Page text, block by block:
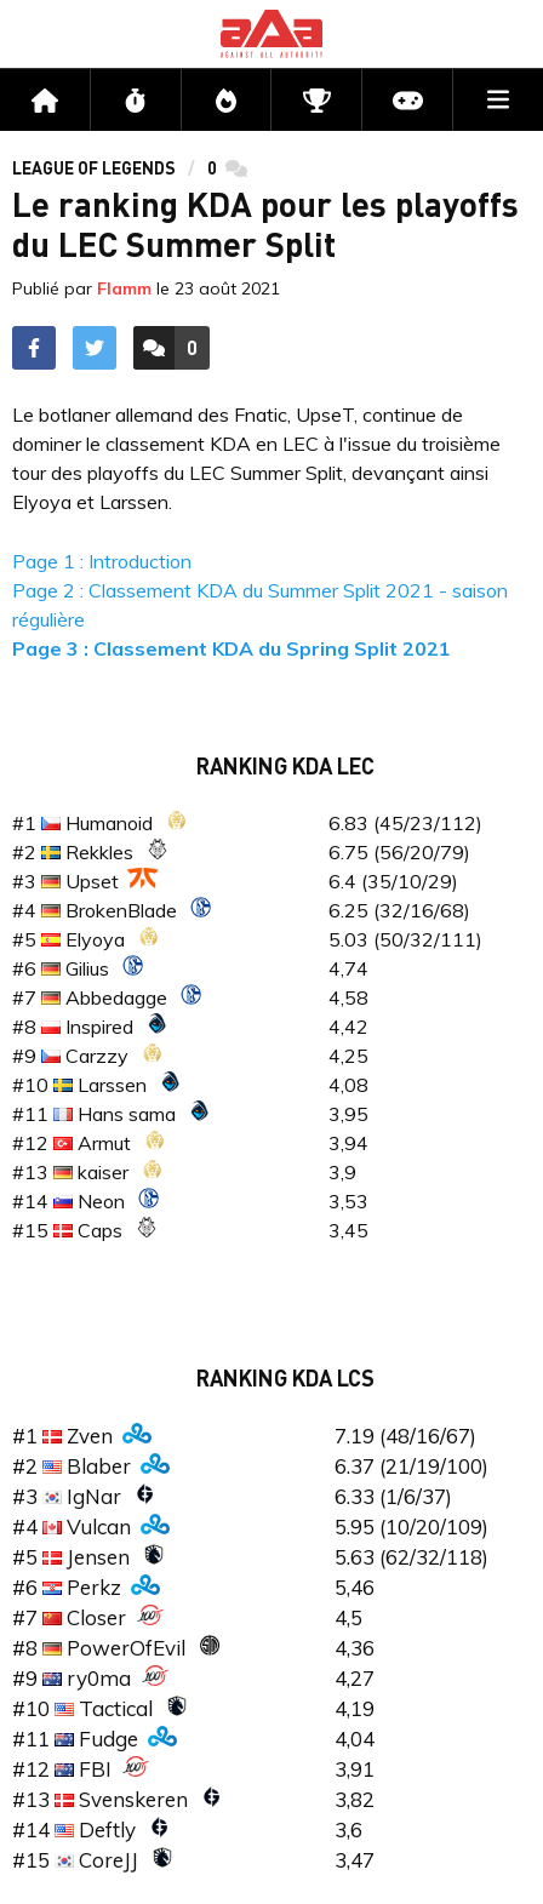
Accueil Flux Directs CompétitionsActu jeux
LEAGUE OF LEGENDS 0 commentaires
Le ranking KDA pour les playoffs
du LEC Summer Split
Publié par Flamm le 23 août 2021
ACCÉDER AUX
0
COMMENTAIRES
Le botlaner allemand des Fnatic, UpseT, continue de
dominer le classement KDA en LEC à l'issue du troisième
tour des playoffs du LEC Summer Split, devançant ainsi
Elyoya et Larssen.
Page 1 : Introduction
Page 2 : Classement KDA du Summer Split 2021 - saison
régulière
Page 3 : Classement KDA du Spring Split 2021
RANKING KDA LEC
#1 Humanoid
6.83 (45/23/112)
#2
Rekkles
6.75 (56/20/79)
#3
Upset
6.4 (35/10/29)
#4
BrokenBlade
6.25 (32/16/68)
#5
Elyoya
5.03 (50/32/111)
#6
Gilius
4,74
#7
Abbedagge
4,58
#8
Inspired
4,42
#9
Carzzy
4,25
#10
Larssen
4,08
#11
Hans sama
3,95
#12
Armut
3,94
#13
kaiser
3,9
#14
Neon
3,53
#15
Caps 3,45
RANKING KDA LCS
#1 Zven
7.19 (48/16/67)
#2
Blaber
6.37 (21/19/100)
#3
IgNar
6.33 (1/6/37)
#4
Vulcan
5.95 (10/20/109)
#5
Jensen
5.63 (62/32/118)
#6
Perkz
5,46
#7
Closer
4,5
#8
PowerOfEvil
4,36
#9
ry0ma
4,27
#10
Tactical
4,19
#11
Fudge
4,04
#12
FBI
3,91
#13
Svenskeren
3,82
#14
Deftly
3,6
#15
CoreJJ 3,47